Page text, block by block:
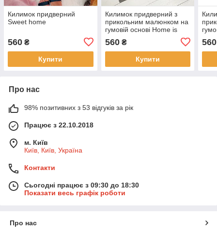
Килимок придверний
Sweet home
560 ₴
Купити
Килимок придверний з
прикольним малюнком на
гумовій основі Home is
560₴
Купити
560
Про нас
98% позитивних з 53 відгуків за рік
Працює з 22.10.2018
м. Київ
Київ, Київ, Україна
Контакти
Сьогодні працює з 09:30 до 18:30
Показати весь графік роботи
Про нас